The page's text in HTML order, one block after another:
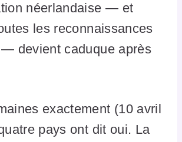
néerlandaise — et
les reconnaissances
devient caduque après
exactement (10 avril
pays ont dit oui. La